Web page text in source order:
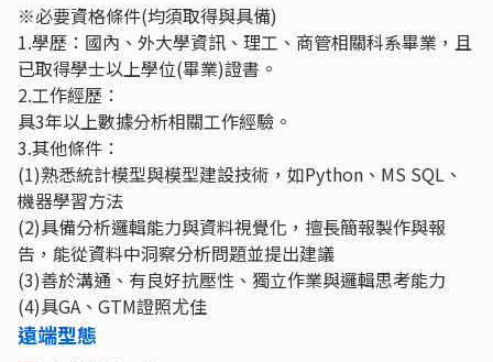
※必要資格條件(均須取得與具備)
1.學歷：國內、外大學資訊、理工、商管相關科系畢業，且
已取得學士以上學位(畢業)證書。
2.工作經歷：
具3年以上數據分析相關工作經驗。
3.其他條件：
(1)熟悉統計模型與模型建設技術，如Python、MS SQL、
機器學習方法
(2)具備分析邏輯能力與資料視覺化，擅長簡報製作與報
告，能從資料中洞察分析問題並提出建議
(3)善於溝通、有良好抗壓性、獨立作業與邏輯思考能力
(4)具GA、GTM證照尤佳
遠端型態